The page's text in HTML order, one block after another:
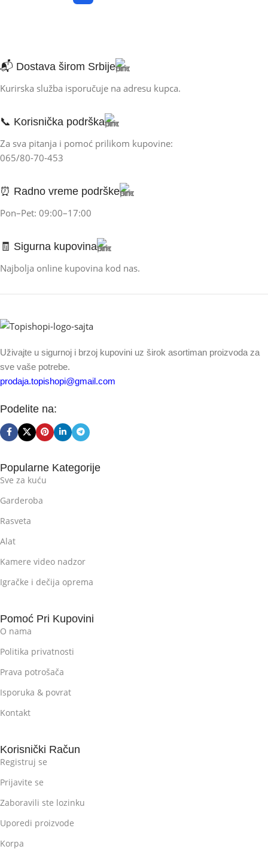
📬 Dostava širom Srbije
Kurirska služba isporučuje na adresu kupca.
📞 Korisnička podrška
Za sva pitanja i pomoć prilikom kupovine:
065/80-70-453
⏰ Radno vreme podrške
Pon–Pet: 09:00–17:00
🧾 Sigurna kupovina
Najbolja online kupovina kod nas.
Uživajte u sigurnoj i brzoj kupovini uz širok asortiman proizvoda za
sve vaše potrebe.
prodaja.topishopi@gmail.com
Podelite na:
Popularne Kategorije
Sve za kuću
Garderoba
Rasveta
Alat
Kamere video nadzor
Igračke i dečija oprema
Pomoć Pri Kupovini
O nama
Politika privatnosti
Prava potrošača
Isporuka & povrat
Kontakt
Korisnički Račun
Registruj se
Prijavite se
Zaboravili ste lozinku
Uporedi proizvode
Korpa